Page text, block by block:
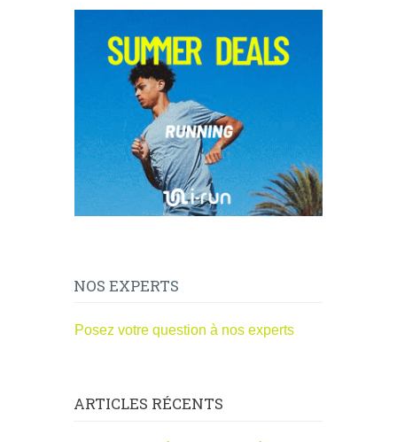
NOS EXPERTS
Posez votre question à nos experts
ARTICLES RÉCENTS